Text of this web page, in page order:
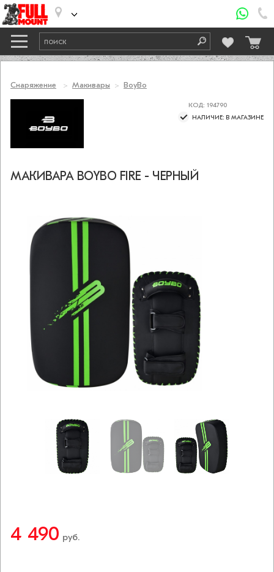
Снаряжение Макивары BoyBo
КОД: 194790
НАЛИЧИЕ: В МАГАЗИНЕ
МАКИВАРА BOYBO FIRE - ЧЕРНЫЙ
4 490 руб.